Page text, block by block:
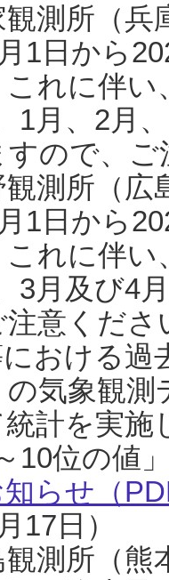
測所（
1日から
れに伴い
1月、2月
ので、
測所（
1日から
れに伴い
3月及び4
意くだ
おける過
の気象観
計を実
10位の値
らせ（
17日）
測所（熊